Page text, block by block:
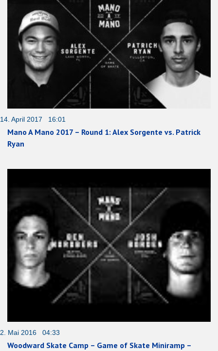
14. April 2017 16:01
Mano A Mano 2017 – Round 1: Alex Sorgente vs. Patrick
Ryan
2. Mai 2016 04:33
Woodward Skate Camp – Game of Skate Miniramp –